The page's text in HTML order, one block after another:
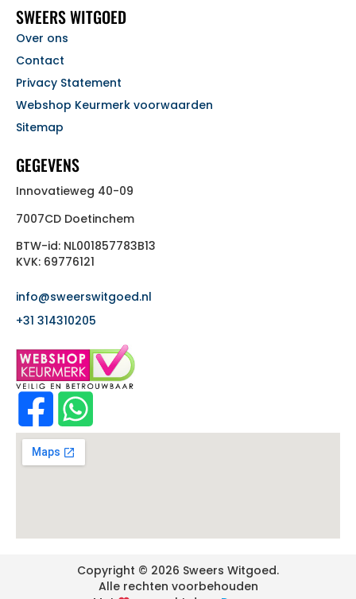
SWEERS WITGOED
Over ons
Contact
Privacy Statement
Webshop Keurmerk voorwaarden
Sitemap
GEGEVENS
Innovatieweg 40-09
7007CD Doetinchem
BTW-id: NL001857783B13
KVK: 69776121
info@sweerswitgoed.nl
+31 314310205
Copyright © 2026 Sweers Witgoed.
Alle rechten voorbehouden